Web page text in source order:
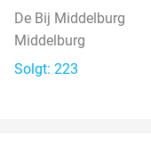
De Bij Middelburg
Middelburg
Solgt: 223